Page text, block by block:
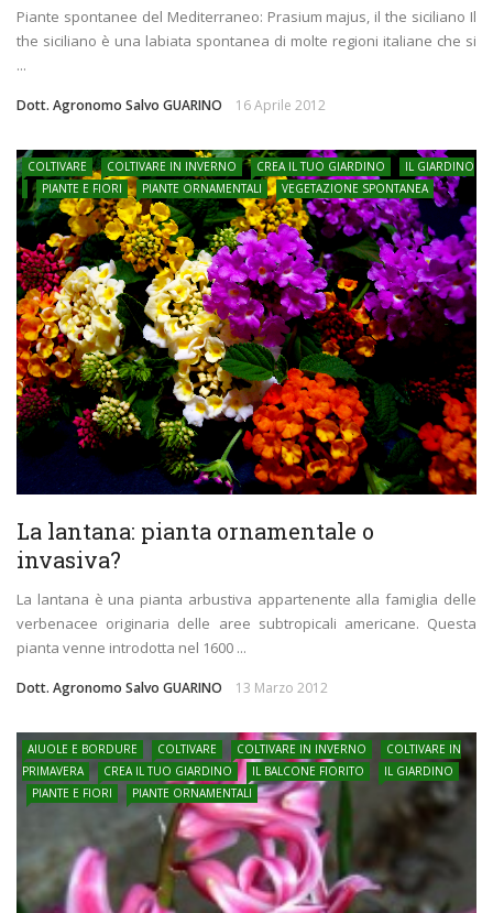
Piante spontanee del Mediterraneo: Prasium majus, il the siciliano Il
the siciliano è una labiata spontanea di molte regioni italiane che si
...
Dott. Agronomo Salvo GUARINO 16 Aprile 2012
COLTIVARE COLTIVARE IN INVERNO CREA IL TUO GIARDINO
IL GIARDINO
PIANTE E FIORI
PIANTE ORNAMENTALI VEGETAZIONE SPONTANEA
La lantana: pianta ornamentale o
invasiva?
La lantana è una pianta arbustiva appartenente alla famiglia delle
verbenacee originaria delle aree subtropicali americane. Questa
pianta venne introdotta nel 1600 ...
Dott. Agronomo Salvo GUARINO 13 Marzo 2012
AIUOLE E BORDURE COLTIVARE COLTIVARE IN INVERNO
COLTIVARE IN
PRIMAVERA
CREA IL TUO GIARDINO IL BALCONE FIORITO
IL GIARDINO
PIANTE E FIORI
PIANTE ORNAMENTALI